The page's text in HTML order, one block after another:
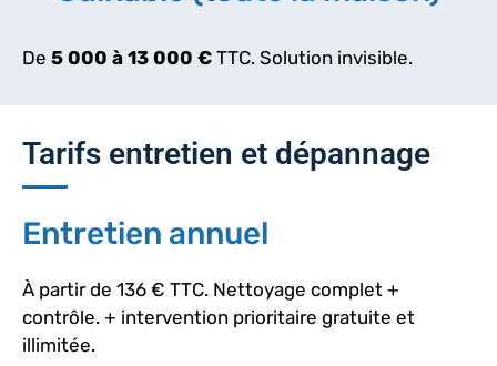
De 5 000 à 13 000 € TTC. Solution invisible.
Tarifs entretien et dépannage
Entretien annuel
À partir de 136 € TTC. Nettoyage complet +
contrôle. + intervention prioritaire gratuite et
illimitée.​